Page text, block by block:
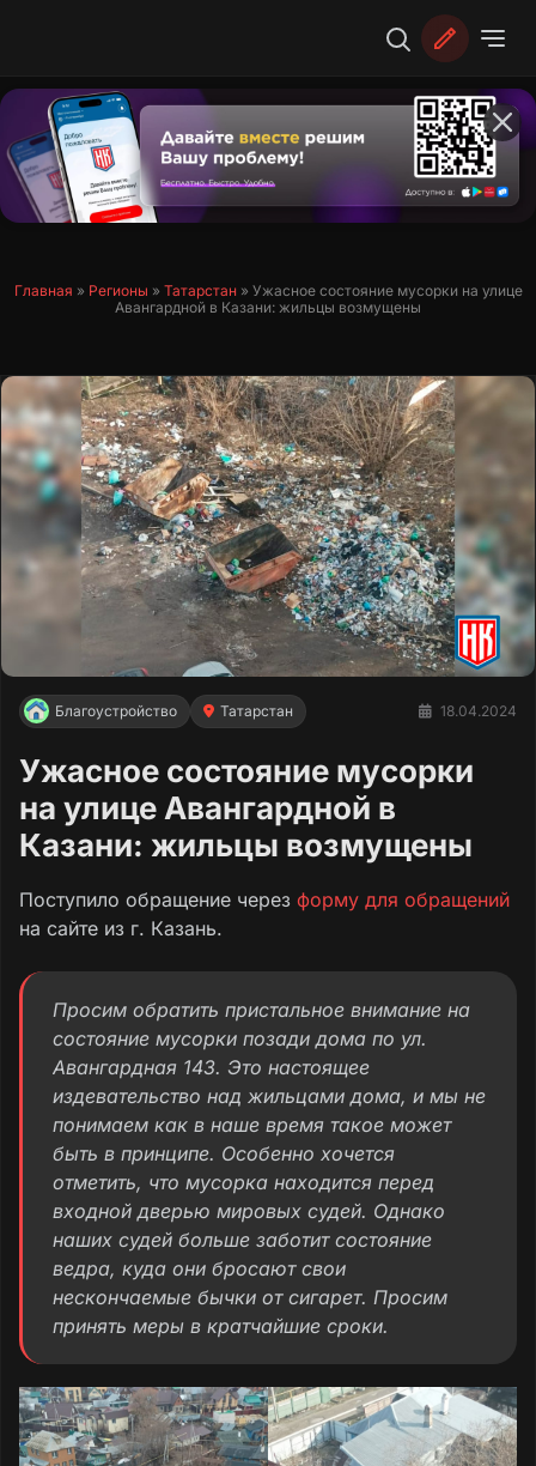
Главная » Регионы » Татарстан» Ужасное состояние мусорки на улице
Авангардной в Казани: жильцы возмущены
Благоустройство Татарстан 18.04.2024
Ужасное состояние мусорки
на улице Авангардной в
Казани: жильцы возмущены
Поступило обращение через форму для обращений
на сайте из г. Казань.
Просим обратить пристальное внимание на
состояние мусорки позади дома по ул.
Авангардная 143. Это настоящее
издевательство над жильцами дома, и мы не
понимаем как в наше время такое может
быть в принципе. Особенно хочется
отметить, что мусорка находится перед
входной дверью мировых судей. Однако
наших судей больше заботит состояние
ведра, куда они бросают свои
нескончаемые бычки от сигарет. Просим
принять меры в кратчайшие сроки.